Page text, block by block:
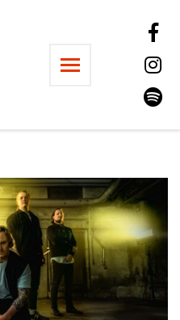
Ravintola Torvi